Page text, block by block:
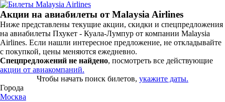
Акции на авиабилеты от Malaysia Airlines
Ниже представлены текущие акции, скидки и спецпредложения
на авиабилеты Пхукет - Куала-Лумпур от компании Malaysia
Airlines. Если нашли интересное предложение, не откладывайте
с покупкой, цены меняются ежедневно.
Спецпредложений не найдено, посмотреть все действующие
акции от авиакомпаний.
Чтобы начать поиск билетов, укажите даты.
Города
Москва